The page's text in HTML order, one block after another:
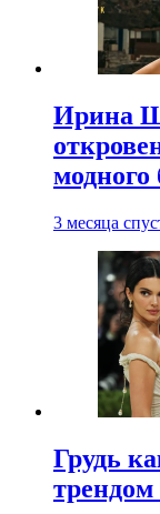
Ирина
модного
3 месяца
Грудь
трендом